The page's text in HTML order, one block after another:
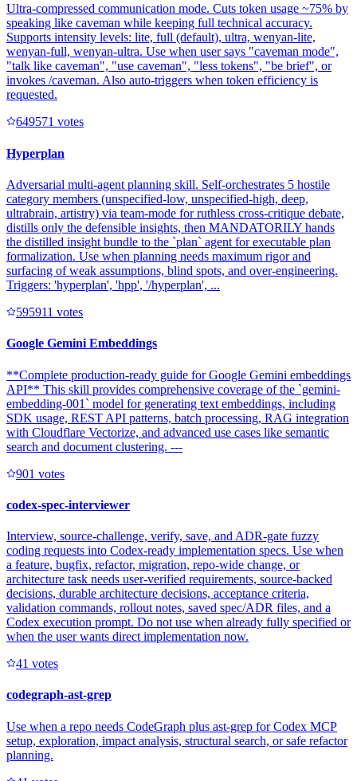
Ultra-compressed communication mode. Cuts token usage ~75% by
speaking like caveman while keeping full technical accuracy.
Supports intensity levels: lite, full (default), ultra, wenyan-lite,
wenyan-full, wenyan-ultra. Use when user says "caveman mode",
"talk like caveman", "use caveman", "less tokens", "be brief", or
invokes /caveman. Also auto-triggers when token efficiency is
requested.
649571 votes
Hyperplan
Adversarial multi-agent planning skill. Self-orchestrates 5 hostile
category members (unspecified-low, unspecified-high, deep,
ultrabrain, artistry) via team-mode for ruthless cross-critique debate,
distills only the defensible insights, then MANDATORILY hands
the distilled insight bundle to the `plan` agent for executable plan
formalization. Use when planning needs maximum rigor and
surfacing of weak assumptions, blind spots, and over-engineering.
Triggers: 'hyperplan', 'hpp', '/hyperplan', ...
595911 votes
Google Gemini Embeddings
**Complete production-ready guide for Google Gemini embeddings
API** This skill provides comprehensive coverage of the `gemini-
embedding-001` model for generating text embeddings, including
SDK usage, REST API patterns, batch processing, RAG integration
with Cloudflare Vectorize, and advanced use cases like semantic
search and document clustering. ---
901 votes
codex-spec-interviewer
Interview, source-challenge, verify, save, and ADR-gate fuzzy
coding requests into Codex-ready implementation specs. Use when
a feature, bugfix, refactor, migration, repo-wide change, or
architecture task needs user-verified requirements, source-backed
decisions, durable architecture decisions, acceptance criteria,
validation commands, rollout notes, saved spec/ADR files, and a
Codex execution prompt. Do not use when already fully specified or
when the user wants direct implementation now.
41 votes
codegraph-ast-grep
Use when a repo needs CodeGraph plus ast-grep for Codex MCP
setup, exploration, impact analysis, structural search, or safe refactor
planning.